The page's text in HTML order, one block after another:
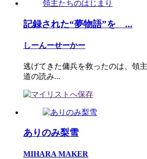
記録された“夢物語”を ...
しーんーせーかー
逃げてきた傭兵を救ったのは、領
道の読み...
ありのみ梨雪
MIHARA MAKER